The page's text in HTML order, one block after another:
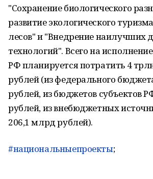
"Сохранение биологического
развитие экологического
лесов" и "Внедрение наилучших
технологий". Всего на
РФ планируется потратить 4
рублей (из федерального
рублей, из бюджетов субъектов
рублей, из внебюджетных
206,1 млрд рублей).
#национальныепроекты;